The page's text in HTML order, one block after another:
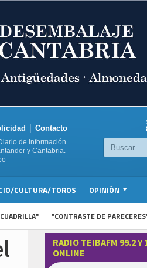
Contacto
de Información
y Cantabria.
CULTURA/TOROS OPINIÓN
"CONTRASTE DE
RADIO TEIBAFM 99.2 Y
ONLINE